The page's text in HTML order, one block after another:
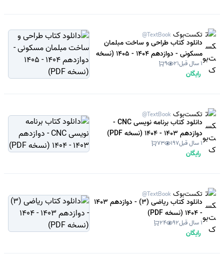
تکست‌بوک @TextBook
دانلود کتاب طراحی و ساخت مبلمان
مسکونی - دوازدهم 1404 - 1405 (نسخه
PDF)1 سال قبل 21
9
رایگان
تکست‌بوک @TextBook
دانلود کتاب برنامه نویسی CNC -
دوازدهم 1403 - 1404 (نسخه PDF)
1 سال قبل 197
73
رایگان
تکست‌بوک @TextBook
دانلود کتاب ریاضی (3) - دوازدهم 1403
- 1404 (نسخه PDF)
1 سال قبل 92
24
رایگان